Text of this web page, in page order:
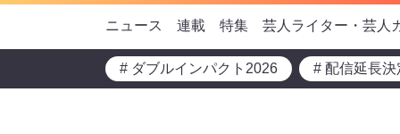
ニュース 連載 特集 芸人ライター・芸人
# ダブルインパクト2026 # 配信延長決